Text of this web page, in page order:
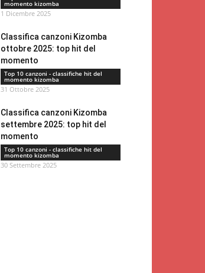
momento kizomba
1 Dicembre 2025
Classifica canzoni Kizomba
ottobre 2025: top hit del
momento
Top 10 canzoni - classifiche hit del
momento kizomba
31 Ottobre 2025
Classifica canzoni Kizomba
settembre 2025: top hit del
momento
Top 10 canzoni - classifiche hit del
momento kizomba
30 Settembre 2025